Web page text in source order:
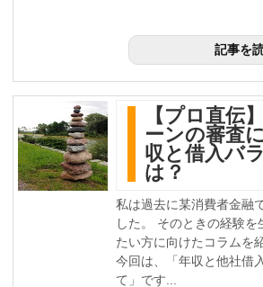
記事を
【プロ直伝
ーンの審査
収と借入バ
は？
私は過去に某消費者金融
した。 そのときの経験を
たい方に向けたコラムを
今回は、「年収と他社借
て」です...